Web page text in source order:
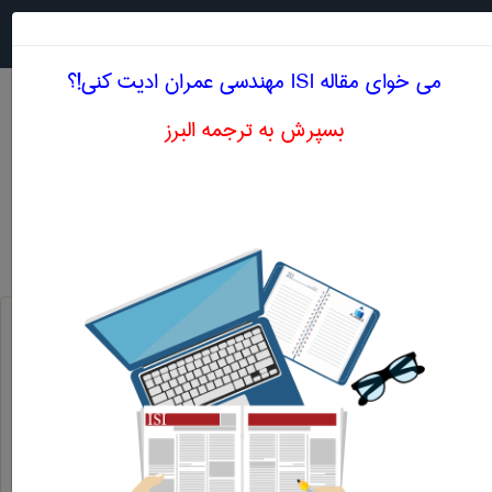
معنی FACE-CENTERED CUBIC SPACE
LATTIC
مهندسی عمران
می خوای مقاله ISI مهندسی عمران ادیت کنی!؟
بسپرش به ترجمه البرز